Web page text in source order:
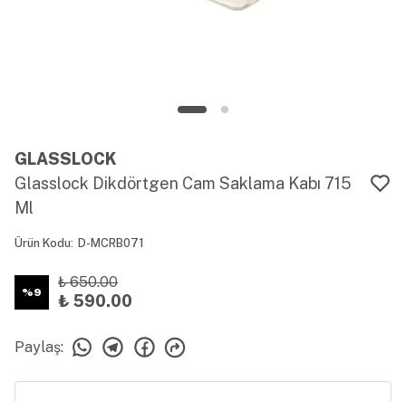
GLASSLOCK
Glasslock Dikdörtgen Cam Saklama Kabı 715
Ml
Ürün Kodu: D-MCRB071
%9
₺ 650.00
₺ 590.00
Paylaş: